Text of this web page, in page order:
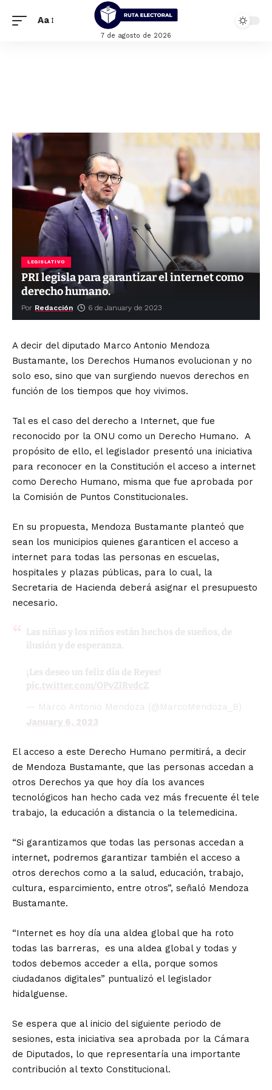
Aa
7 de agosto de 2026
LEGISLATIVO
PRI legisla para garantizar el internet como
derecho humano.
Por Redacción 6 de January de 2023
A decir del diputado Marco Antonio Mendoza
Bustamante, los Derechos Humanos evolucionan y no
solo eso, sino que van surgiendo nuevos derechos en
función de los tiempos que hoy vivimos.
Tal es el caso del derecho a Internet, que fue
reconocido por la ONU como un Derecho Humano. A
propósito de ello, el legislador presentó una iniciativa
para reconocer en la Constitución el acceso a internet
como Derecho Humano, misma que fue aprobada por
la Comisión de Puntos Constitucionales.
En su propuesta, Mendoza Bustamante planteó que
sean los municipios quienes garanticen el acceso a
internet para todas las personas en escuelas,
hospitales y plazas públicas, para lo cual, la
Secretaria de Hacienda deberá asignar el presupuesto
necesario.
Las niñas y los niños están hechos de sueños, de
ilusión y de esperanza.
¡Les deseo un feliz día de Reyes!
pic.twitter.com/OPvZlRvdcZ
— Marco Antonio Mendoza (@MarcoMendoza_B)
January 6, 2023
El acceso a este Derecho Humano permitirá, a decir
de Mendoza Bustamante, que las personas accedan a
otros Derechos ya que hoy día los avances
tecnológicos han hecho cada vez más frecuente él tele
trabajo, la educación a distancia o la telemedicina.
“Si garantizamos que todas las personas accedan a
internet, podremos garantizar también el acceso a
otros derechos como a la salud, educación, trabajo,
cultura, esparcimiento, entre otros”, señaló Mendoza
Bustamante.
“Internet es hoy día una aldea global que ha roto
todas las barreras, es una aldea global y todas y
todos debemos acceder a ella, porque somos
ciudadanos digitales” puntualizó el legislador
hidalguense.
Se espera que al inicio del siguiente periodo de
sesiones, esta iniciativa sea aprobada por la Cámara
de Diputados, lo que representaría una importante
contribución al texto Constitucional.